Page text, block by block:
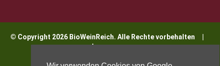
© Copyright 2026 BioWeinReich. Alle Rechte vorbehalten |
Impressum